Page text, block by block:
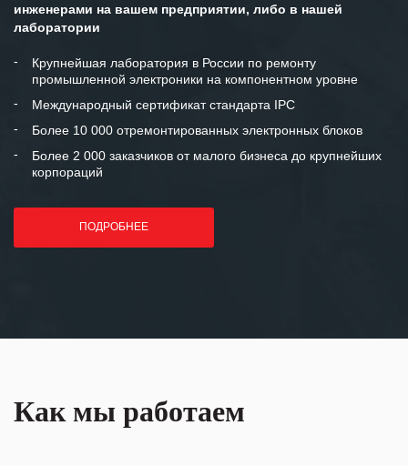
Мы высоко ценим сложившиеся
и доверительные партнерские
отношения и искренне желаем
«Инженерной компании «555» долгих
лет успеха и процветания.
инженерами на вашем предприятии, либо в нашей
лаборатории
Крупнейшая лаборатория в России по ремонту
промышленной электроники на компонентном уровне
Международный сертификат стандарта IPC
Более 10 000 отремонтированных электронных блоков
Более 2 000 заказчиков от малого бизнеса до крупнейших
корпораций
ПОДРОБНЕЕ
Как мы работаем